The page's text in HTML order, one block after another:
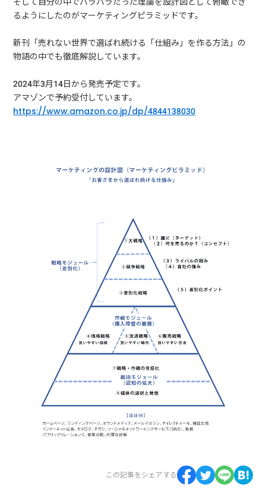
るようにしたのがマーケティングピラミッドです。
新刊「売れない世界で選ばれ続ける「仕組み」を作る方法」の
物語の中でも徹底解説しています。
2024年3月14日から発売予定です。
アマゾンで予約受付しています。
https://www.amazon.co.jp/dp/4844138030
この記事をシェアする